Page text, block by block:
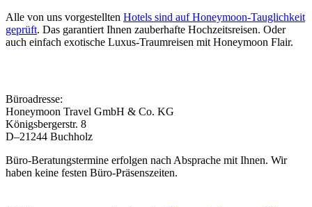
Alle von uns vorgestellten Hotels sind auf Honeymoon-Tauglichkeit
geprüft. Das garantiert Ihnen zauberhafte Hochzeitsreisen. Oder
auch einfach exotische Luxus-Traumreisen mit Honeymoon Flair.
Büroadresse:
Honeymoon Travel GmbH & Co. KG
Königsbergerstr. 8
D–21244 Buchholz
Büro-Beratungstermine erfolgen nach Absprache mit Ihnen. Wir
haben keine festen Büro-Präsenszeiten.